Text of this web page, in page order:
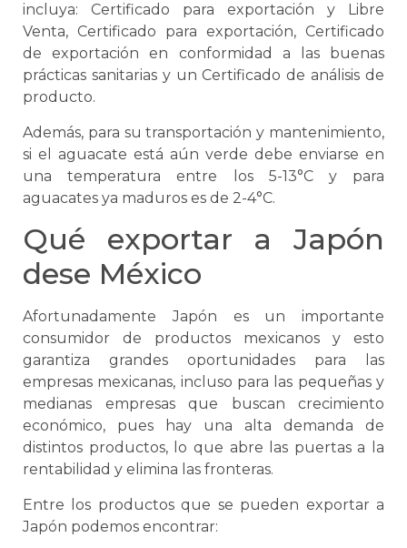
incluya: Certificado para exportación y Libre
Venta, Certificado para exportación, Certificado
de exportación en conformidad a las buenas
prácticas sanitarias y un Certificado de análisis de
producto.
Además, para su transportación y mantenimiento,
si el aguacate está aún verde debe enviarse en
una temperatura entre los 5-13°C y para
aguacates ya maduros es de 2-4°C.
Qué exportar a Japón
dese México
Afortunadamente Japón es un importante
consumidor de productos mexicanos y esto
garantiza grandes oportunidades para las
empresas mexicanas, incluso para las pequeñas y
medianas empresas que buscan crecimiento
económico, pues hay una alta demanda de
distintos productos, lo que abre las puertas a la
rentabilidad y elimina las fronteras.
Entre los productos que se pueden exportar a
Japón podemos encontrar: